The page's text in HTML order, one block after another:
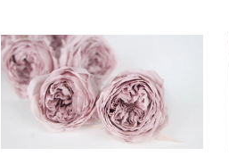
zzgl.
MwSt
(VAT/IVA
excl.)